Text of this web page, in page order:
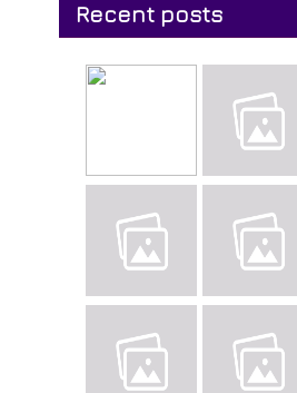
Recent posts